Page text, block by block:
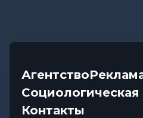
Агентство
Контакты